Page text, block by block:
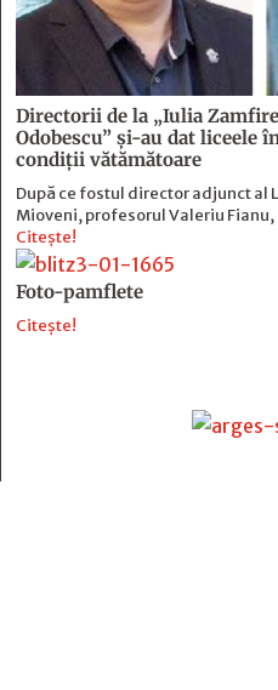
Directorii de la „Iulia
Odobescu” și-au dat liceele
condiții vătămătoare
După ce fostul director adjunct al
Mioveni, profesorul Valeriu
Citește!
Foto-pamflete
Citește!